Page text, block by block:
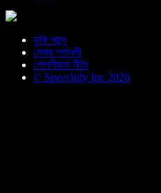
কুকি পছন্দ
সেবার শর্তাবলী
গোপনীয়তা নীতি
© Speechify Inc 2026